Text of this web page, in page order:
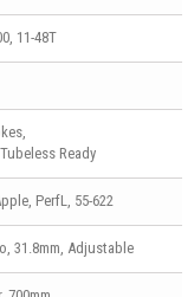
11-48T
Ready
PerfL, 55-622
31.8mm, Adjustable